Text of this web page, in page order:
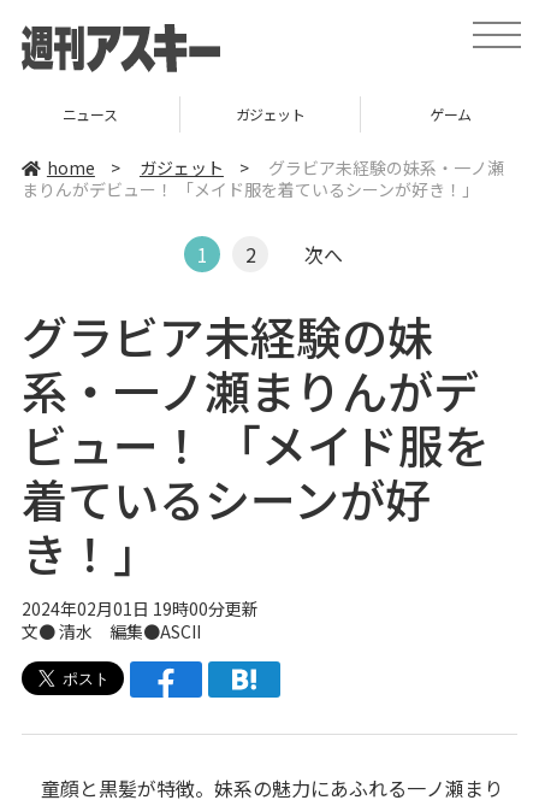
t
o
a
v
ニュース ガジェット ゲーム
home > ガジェット >
グラビア未経験の妹系・一ノ瀬
まりんがデビュー！ 「メイド服を着ているシーンが好き！」
1 2 次へ
グラビア未経験の妹
系・一ノ瀬まりんがデ
ビュー！ 「メイド服を
着ているシーンが好
き！」
2024年02月01日 19時00分更新
文● 清水 編集●ASCII
童顔と黒髪が特徴。妹系の魅力にあふれる一ノ瀬まり